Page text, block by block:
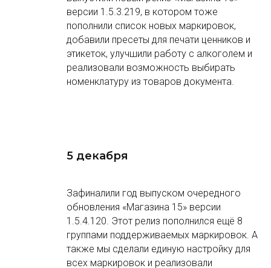
версии 1.5.3.219, в котором тоже
пополнили список новых маркировок,
добавили пресеты для печати ценников и
этикеток, улучшили работу с алкоголем и
реализовали возможность выбирать
номенклатуру из товаров документа.
5 декабря
Зафиналили год выпуском очередного
обновления «Магазина 15» версии
1.5.4.120. Этот релиз пополнился ещё 8
группами поддерживаемых маркировок. А
также мы сделали единую настройку для
всех маркировок и реализовали